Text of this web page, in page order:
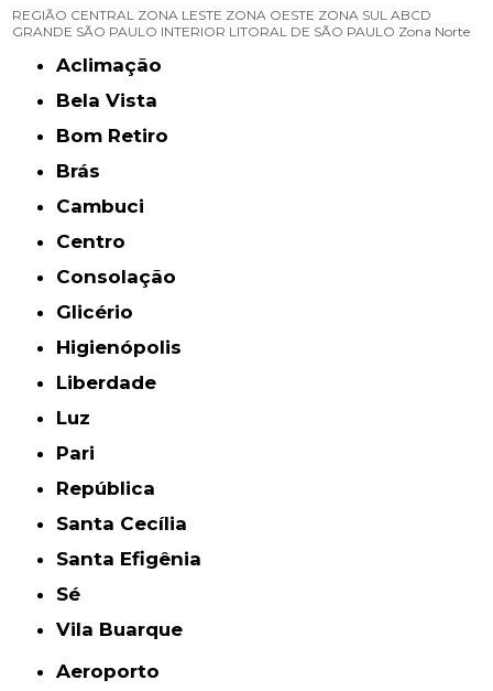
REGIÃO CENTRAL ZONA LESTE ZONA OESTE ZONA SUL ABCD
GRANDE SÃO PAULO INTERIOR LITORAL DE SÃO PAULO Zona Norte
Aclimação
Bela Vista
Bom Retiro
Brás
Cambuci
Centro
Consolação
Glicério
Higienópolis
Liberdade
Luz
Pari
República
Santa Cecília
Santa Efigênia
Sé
Vila Buarque
Aeroporto